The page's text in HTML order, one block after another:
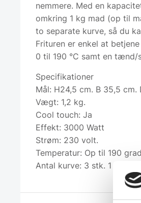
nemmere. Med en
omkring 1 kg mad (op til
to separate kurve, så du
Frituren er enkel at
0 til 190 °C samt en tænd/
Specifikationer
Mål: H24,5 cm. B 35,5 cm.
Vægt: 1,2 kg.
Cool touch: Ja
Effekt: 3000 Watt
Strøm: 230 volt.
Temperatur: Op til 190
Antal kurve: 3 stk. 1 stor og